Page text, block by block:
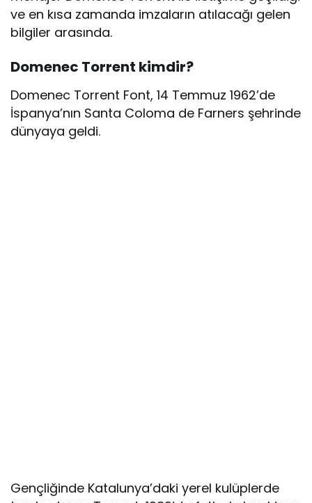
ve en kısa zamanda imzaların atılacağı gelen
bilgiler arasında.
Domenec Torrent kimdir?
Domenec Torrent Font, 14 Temmuz 1962’de
İspanya’nın Santa Coloma de Farners şehrinde
dünyaya geldi.
Gençliğinde Katalunya’daki yerel kulüplerde